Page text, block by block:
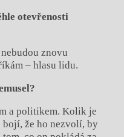
otevřenosti
znovu
– hlasu lidu.
a politikem. Kolik je
že ho nezvolí, by